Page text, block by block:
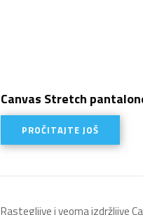
Canvas Stretch
PROČITAJTE JOŠ
Rastegljive i veoma izdržljive